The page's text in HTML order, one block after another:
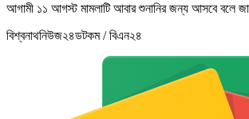
আগামী ১১ আগস্ট মামলাটি আবার শুনানির জন্য আসবে বলে
বিশ্বনাথনিউজ২৪ডটকম / বিএন২৪